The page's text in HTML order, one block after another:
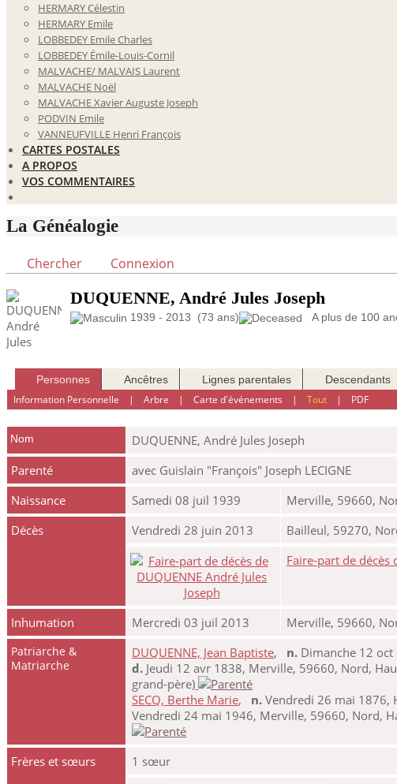
HERMARY Célestin
HERMARY Emile
LOBBEDEY Emile Charles
LOBBEDEY Émile-Louis-Cornil
MALVACHE/ MALVAIS Laurent
MALVACHE Noël
MALVACHE Xavier Auguste Joseph
PODVIN Emile
VANNEUFVILLE Henri François
CARTES POSTALES
A PROPOS
VOS COMMENTAIRES
La Généalogie
Chercher Connexion
DUQUENNE, André Jules Joseph
1939 - 2013 (73 ans) A plus de 100
Personnes Ancêtres Lignes parentales Descendants
Information Personnelle |Arbre |Carte d'événements |Tout | PDF
Nom DUQUENNE, André Jules Joseph
Parenté
avec Guislain "François" Joseph LECIGNE
Naissance
Samedi 08 juil 1939
Merville, 59660,
Décès
Vendredi 28 juin 2013
Bailleul, 59270,
Faire-part de décès
Inhumation Mercredi 03 juil 2013 Merville, 59660,
Patriarche &
Matriarche
DUQUENNE, Jean Baptiste, n. Dimanche 12
d. Jeudi 12 avr 1838, Merville, 59660, Nord,
grand-père)
SECQ, Berthe Marie, n. Vendredi 26 mai 1876,
Vendredi 24 mai 1946, Merville, 59660, Nord,
Frères et sœurs 1 sœur